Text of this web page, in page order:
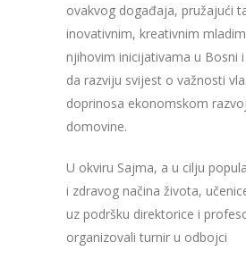
ovakvog događaja, pružajući
inovativnim, kreativnim
njihovim inicijativama u Bosni
da razviju svijest o važnosti
doprinosa ekonomskom
domovine.
U okviru Sajma, a u cilju
i zdravog načina života,
uz podršku direktorice i
organizovali turnir u odbojci